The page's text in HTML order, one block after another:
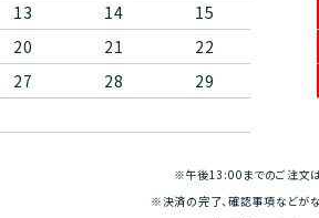
13 14
15
20 21
22
27 28
29
※午後13:00までのご注文
※決済の完了、確認事項などがな